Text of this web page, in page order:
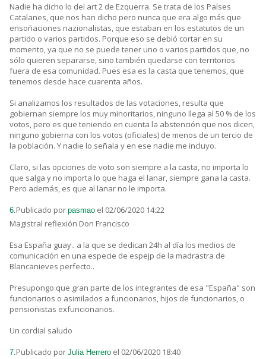
Nadie ha dicho lo del art 2 de Ezquerra. Se trata de los Países
Catalanes, que nos han dicho pero nunca que era algo más que
ensoñaciones nazionalistas, que estaban en los estatutos de un
partido o varios partidos. Porque eso se debió cortar en su
momento, ya que no se puede tener uno o varios partidos que, no
sólo quieren separarse, sino también quedarse con territorios
fuera de esa comunidad. Pues esa es la casta que tenemos, que
tenemos desde hace cuarenta años.
Si analizamos los resultados de las votaciones, resulta que
gobiernan siempre los muy minoritarios, ninguno llega al 50 % de los
votos, pero es que teniendo en cuenta la abstención que nos dicen,
ninguno gobierna con los votos (oficiales) de menos de un tercio de
la población. Y nadie lo señala y en ese nadie me incluyo.
Claro, si las opciones de voto son siempre a la casta, no importa lo
que salga y no importa lo que haga el lanar, siempre gana la casta.
Pero además, es que al lanar no le importa.
6. Publicado por pasmao el 02/06/2020 14:22
Magistral reflexión Don Francisco
Esa España guay.. a la que se dedican 24h al día los medios de
comunicación en una especie de espejp de la madrastra de
Blancanieves perfecto..
Presupongo que gran parte de los integrantes de esa "España" son
funcionarios o asimilados a funcionarios, hijos de funcionarios, o
pensionistas exfuncionarios.
Un cordial saludo
7. Publicado por Julia Herrero el 02/06/2020 18:40